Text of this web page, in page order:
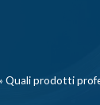
Quali prodotti